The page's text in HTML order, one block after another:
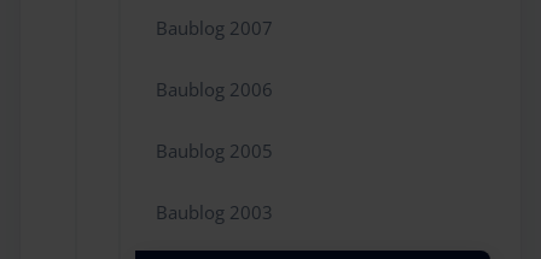
Baublog 2007
Baublog 2006
Baublog 2005
Baublog 2003